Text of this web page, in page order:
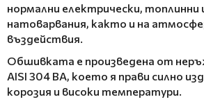
нормални електрически, топлинни
натоварвания, както и на
въздействия.
Обшивката е произведена от
AISI 304 BA, което я прави силно
корозия и високи температури.